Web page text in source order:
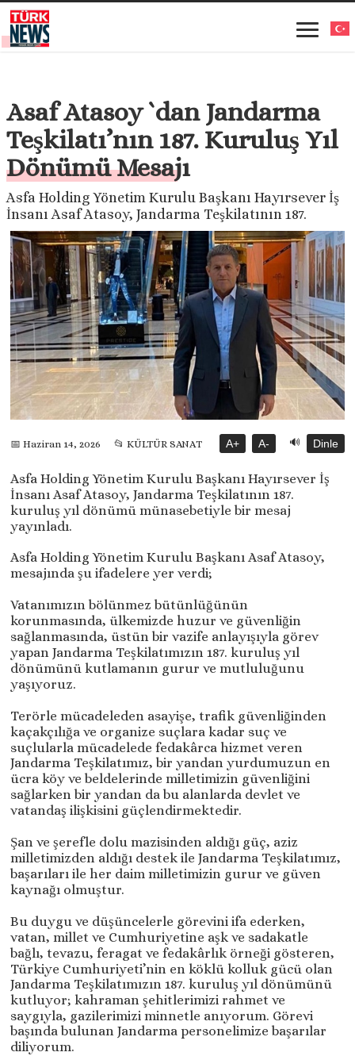
Asaf Atasoy `dan Jandarma
Teşkilatı’nın 187. Kuruluş Yıl
Dönümü Mesajı
Asfa Holding Yönetim Kurulu Başkanı Hayırsever İş
İnsanı Asaf Atasoy, Jandarma Teşkilatının 187.
📅 Haziran 14, 2026 📂 KÜLTÜR SANAT A+ A- 🔊 Dinle
Asfa Holding Yönetim Kurulu Başkanı Hayırsever İş
İnsanı Asaf Atasoy, Jandarma Teşkilatının 187.
kuruluş yıl dönümü münasebetiyle bir mesaj
yayınladı.
Asfa Holding Yönetim Kurulu Başkanı Asaf Atasoy,
mesajında şu ifadelere yer verdi;
Vatanımızın bölünmez bütünlüğünün
korunmasında, ülkemizde huzur ve güvenliğin
sağlanmasında, üstün bir vazife anlayışıyla görev
yapan Jandarma Teşkilatımızın 187. kuruluş yıl
dönümünü kutlamanın gurur ve mutluluğunu
yaşıyoruz.
Terörle mücadeleden asayişe, trafik güvenliğinden
kaçakçılığa ve organize suçlara kadar suç ve
suçlularla mücadelede fedakârca hizmet veren
Jandarma Teşkilatımız, bir yandan yurdumuzun en
ücra köy ve beldelerinde milletimizin güvenliğini
sağlarken bir yandan da bu alanlarda devlet ve
vatandaş ilişkisini güçlendirmektedir.
Şan ve şerefle dolu mazisinden aldığı güç, aziz
milletimizden aldığı destek ile Jandarma Teşkilatımız,
başarıları ile her daim milletimizin gurur ve güven
kaynağı olmuştur.
Bu duygu ve düşüncelerle görevini ifa ederken,
vatan, millet ve Cumhuriyetine aşk ve sadakatle
bağlı, tevazu, feragat ve fedakârlık örneği gösteren,
Türkiye Cumhuriyeti’nin en köklü kolluk gücü olan
Jandarma Teşkilatımızın 187. kuruluş yıl dönümünü
kutluyor; kahraman şehitlerimizi rahmet ve
saygıyla, gazilerimizi minnetle anıyorum. Görevi
başında bulunan Jandarma personelimize başarılar
diliyorum.